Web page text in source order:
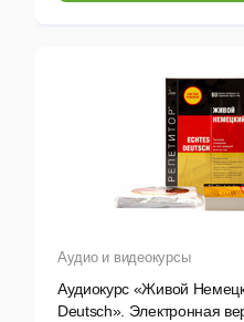
Аудио и видеокурсы
Аудиокурс «Живой
Deutsch». Электронная